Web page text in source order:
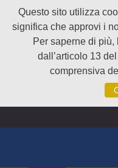
Questo sito utilizza
significa che approvi i
Per saperne di più,
dall’articolo 13
comprensiva